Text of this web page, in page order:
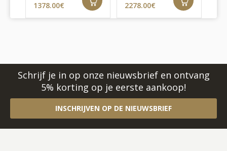
1378.00€ 2278.00€
Schrijf je in op onze nieuwsbrief en ontvang
5% korting op je eerste aankoop!
INSCHRIJVEN OP DE NIEUWSBRIEF